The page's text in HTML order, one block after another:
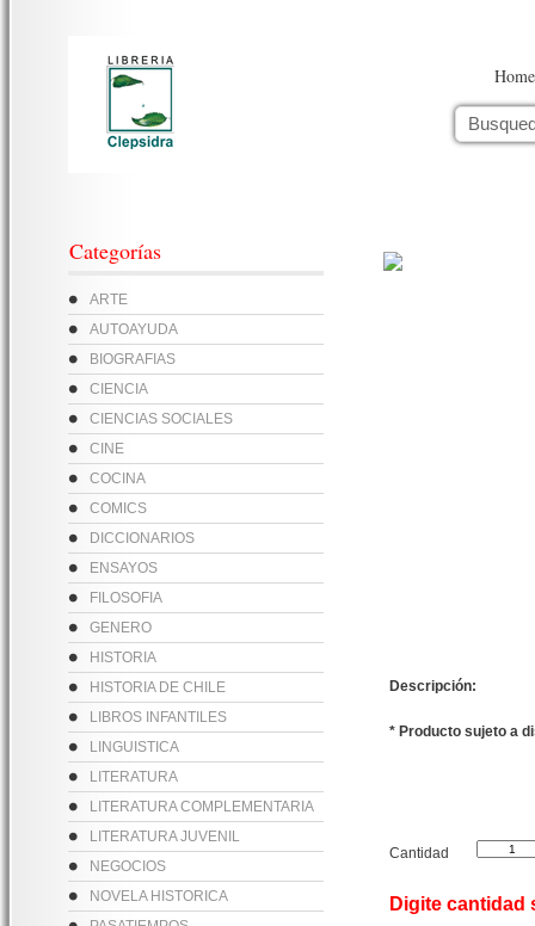
Home
Categorías
ARTE
AUTOAYUDA
BIOGRAFIAS
CIENCIA
CIENCIAS SOCIALES
CINE
COCINA
COMICS
DICCIONARIOS
ENSAYOS
FILOSOFIA
GENERO
HISTORIA
HISTORIA DE CHILE
LIBROS INFANTILES
LINGUISTICA
LITERATURA
LITERATURA COMPLEMENTARIA
LITERATURA JUVENIL
NEGOCIOS
NOVELA HISTORICA
Descripción:
* Producto sujeto a
Cantidad
Digite